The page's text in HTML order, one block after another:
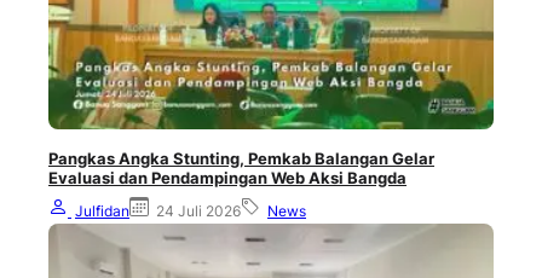
Pangkas Angka Stunting, Pemkab Balangan Gelar
Evaluasi dan Pendampingan Web Aksi Bangda
Julfidan 24 Juli 2026 News